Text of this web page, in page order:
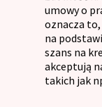
umowy o
oznacza to,
na
szans na
akceptują
takich jak